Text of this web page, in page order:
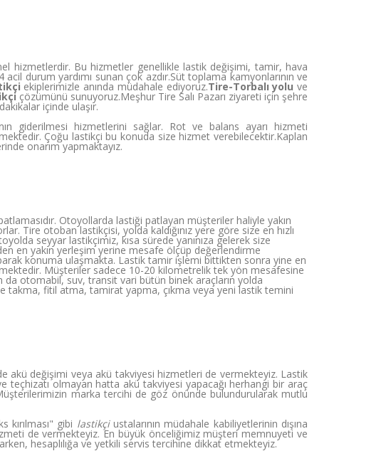
hizmetlerdir. Bu hizmetler genellikle lastik değişimi, tamir, hava
durum yardımı sunan çok azdır.Süt toplama kamyonlarının ve
ekiplerimizle anında müdahale ediyoruz.Tire-Torbalı yolu ve
çözümünü sunuyoruz.Meşhur Tire Salı Pazarı ziyareti için şehre
içinde ulaşır.
giderilmesi hizmetlerini sağlar. Rot ve balans ayarı hizmeti
Çoğu lastikçi bu konuda size hizmet verebilecektir.Kaplan
onarım yapmaktayız.
Otoyollarda lastiği patlayan müşteriler haliyle yakın
Tire otoban lastikçisi, yolda kaldığınız yere göre size en hızlı
seyyar lastikçimiz, kısa sürede yanınıza gelerek size
en yakın yerleşim yerine mesafe ölçüp değerlendirme
konuma ulaşmakta. Lastik tamir işlemi bittikten sonra yine en
Müşteriler sadece 10-20 kilometrelik tek yön mesafesine
otomabil, suv, transit vari bütün binek araçların yolda
takma, fitil atma, tamirat yapma, çıkma veya yeni lastik temini
akü değişimi veya akü takviyesi hizmetleri de vermekteyiz. Lastik
teçhizatı olmayan hatta akü takviyesi yapacağı herhangi bir araç
marka tercihi de göz önünde bulundurularak mutlu
gibi lastikçiustalarının müdahale kabiliyetlerinin dışına
de vermekteyiz. En büyük önceliğimiz müşteri memnuyeti ve
hesaplılığa ve yetkili servis tercihine dikkat etmekteyiz.